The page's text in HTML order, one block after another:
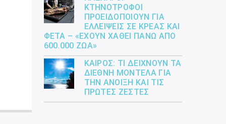
ΚΤΗΝΟΤΡΌΦΟΙ
ΠΡΟΕΙΔΟΠΟΙΟΎΝ ΓΙΑ
ΕΛΛΕΊΨΕΙΣ ΣΕ ΚΡΈΑΣ ΚΑΙ
ΦΈΤΑ – «ΈΧΟΥΝ ΧΑΘΕΊ ΠΆΝΩ ΑΠΌ
600.000 ΖΏΑ»
ΚΑΙΡΌΣ: ΤΙ ΔΕΊΧΝΟΥΝ ΤΑ
ΔΙΕΘΝΉ ΜΟΝΤΈΛΑ ΓΙΑ
ΤΗΝ ΆΝΟΙΞΗ ΚΑΙ ΤΙΣ
ΠΡΏΤΕΣ ΖΈΣΤΕΣ